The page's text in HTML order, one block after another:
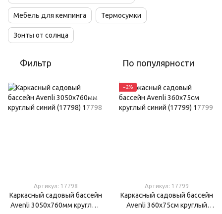
Мебель для кемпинга Термосумки
Зонты от солнца
Фильтр По популярности
Артикул: 17798
Каркасный садовый бассейн
Avenli 3050х760мм круглый
−2%
Артикул: 17799
Каркасный садовый бассейн
Avenli 360х75см круглый